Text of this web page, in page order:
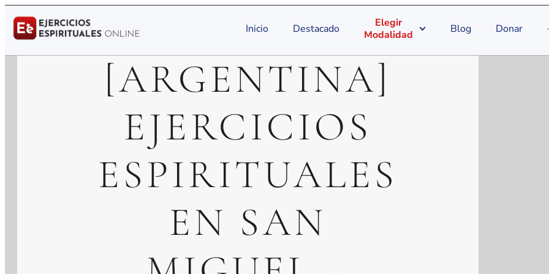
Inicio Destacado
Elegir
Modalidad
Blog Donar
[ARGENTINA]
EJERCICIOS
ESPIRITUALES
EN SAN